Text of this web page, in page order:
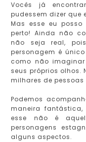
Vocês já
pudessem dizer que
Mas esse eu
perto! Ainda não
não seja real,
personagem é
como não
seus próprios olhos.
milhares de
Podemos
maneira
esse não é
personagens
alguns aspectos.